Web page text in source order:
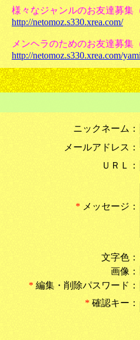
様々なジャンルのお友達募集
http://netomoz.s330.xrea.com/
メンヘラのためのお友達募集
http://netomoz.s330.xrea.com/
ニックネーム：
メールアドレス：
ＵＲＬ：
* メッセージ：
文字色：
画像：
* 編集・削除パスワード：
* 確認キー：